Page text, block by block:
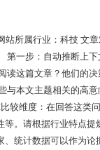
所属行业：科技 文
第一步：自动推断上
读这篇文章？他们的
本文主题相关的高
较维度：在回答这类
。请根据行业特点
统计数据可以作为